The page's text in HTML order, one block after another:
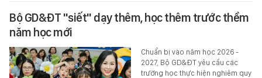
Bộ GD&ĐT "siết" dạy thêm, học thêm trước thềm
năm học mới
Chuẩn bị vào năm học 2026 -
2027, Bộ GD&ĐT yêu cầu các
trường học thực hiện nghiêm quy